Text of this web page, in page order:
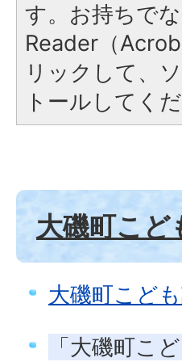
す。お持ちで
Reader（
リックして、
トールしてくだ
大磯町こど
大磯町こど
「大磯町こ